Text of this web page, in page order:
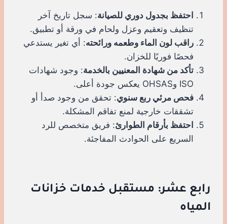
احتفظ بجدول دوري للصيانة: سجل تاريخ آخر
تنظيف وتعقيم وعزل ولحام في ورقة أو تطبيق.
راقب لون الماء وطعمه ورائحته: أي تغير يستدعي
فحصًا فوريًا للخزان.
تأكد من شهادة المعنيين بالخدمة: وجود شهادات
ISO وOHSAS يعكس جودة أعلى.
فحص مرئي ربع سنوي: تحقق من وجود صدأ أو
تشققات خارجية لمنع تفاقم المشكلة.
احتفظ بأرقام الطوارئ: فريق متخصص للرد
السريع على الحوادث المفاجئة.
رابع عشر: مستقبل خدمات خزانات
المياه